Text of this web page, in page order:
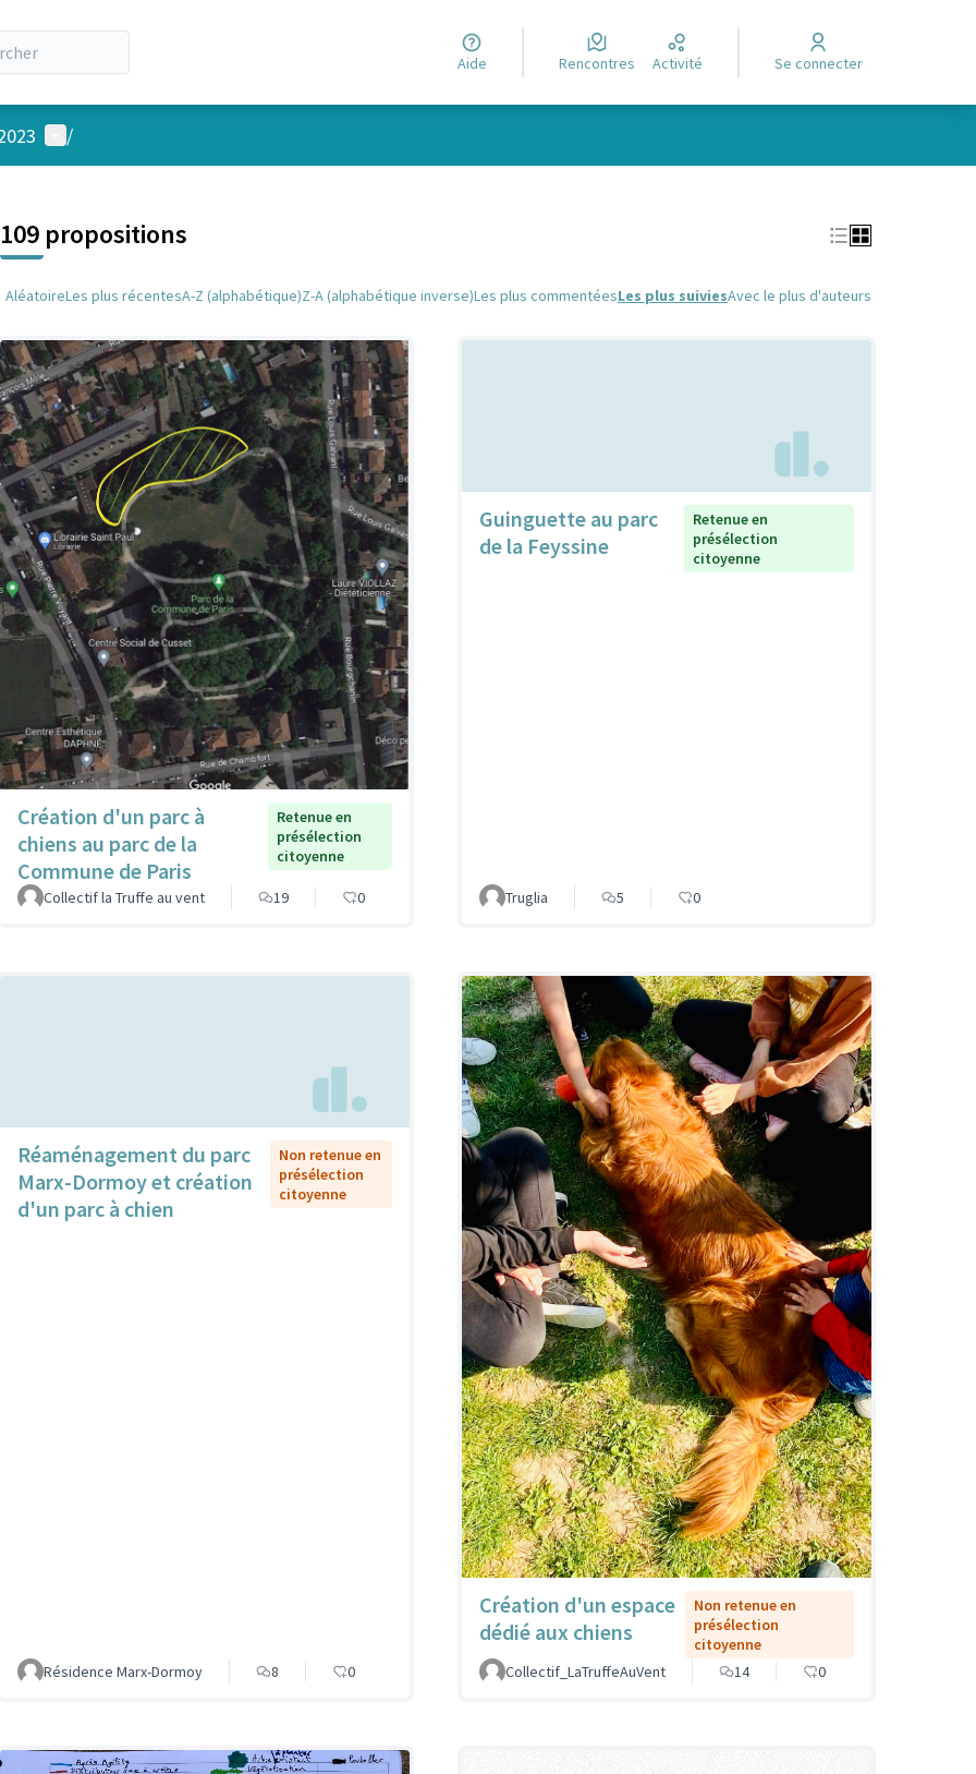
Aide Rencontres Activité Se connecter
Menu utilisateur
/
109 propositions
AléatoireLes plus récentesA-Z (alphabétique)Z-A (alphabétique inverse)Les plus commentéesLes plus suiviesAvec le plus d'auteurs
Création d'un parc à
chiens au parc de la
Commune de Paris
Retenue en
présélection
citoyenne
Collectif la Truffe au vent 19 0
Guinguette au parc
de la Feyssine
Retenue en
présélection
citoyenne
Truglia 5 0
Réaménagement du parc
Marx-Dormoy et création
d'un parc à chien
Non retenue en
présélection
citoyenne
Résidence Marx-Dormoy 8 0
Création d'un espace
dédié aux chiens
Non retenue en
présélection
citoyenne
Collectif_LaTruffeAuVent
14 0